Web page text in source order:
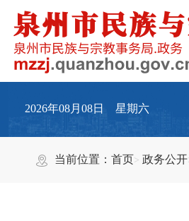
2026年08月08日 星期六
当前位置：首页 政务公开